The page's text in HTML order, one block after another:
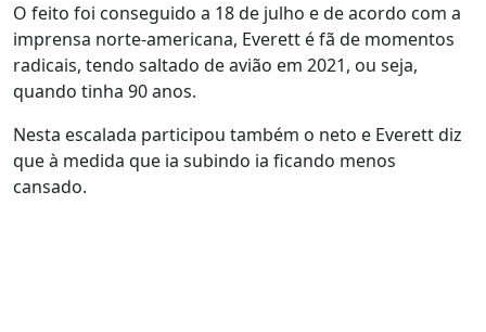
O feito foi conseguido a 18 de julho e de acordo com a
imprensa norte-americana, Everett é fã de momentos
radicais, tendo saltado de avião em 2021, ou seja,
quando tinha 90 anos.
Nesta escalada participou também o neto e Everett diz
que à medida que ia subindo ia ficando menos
cansado.